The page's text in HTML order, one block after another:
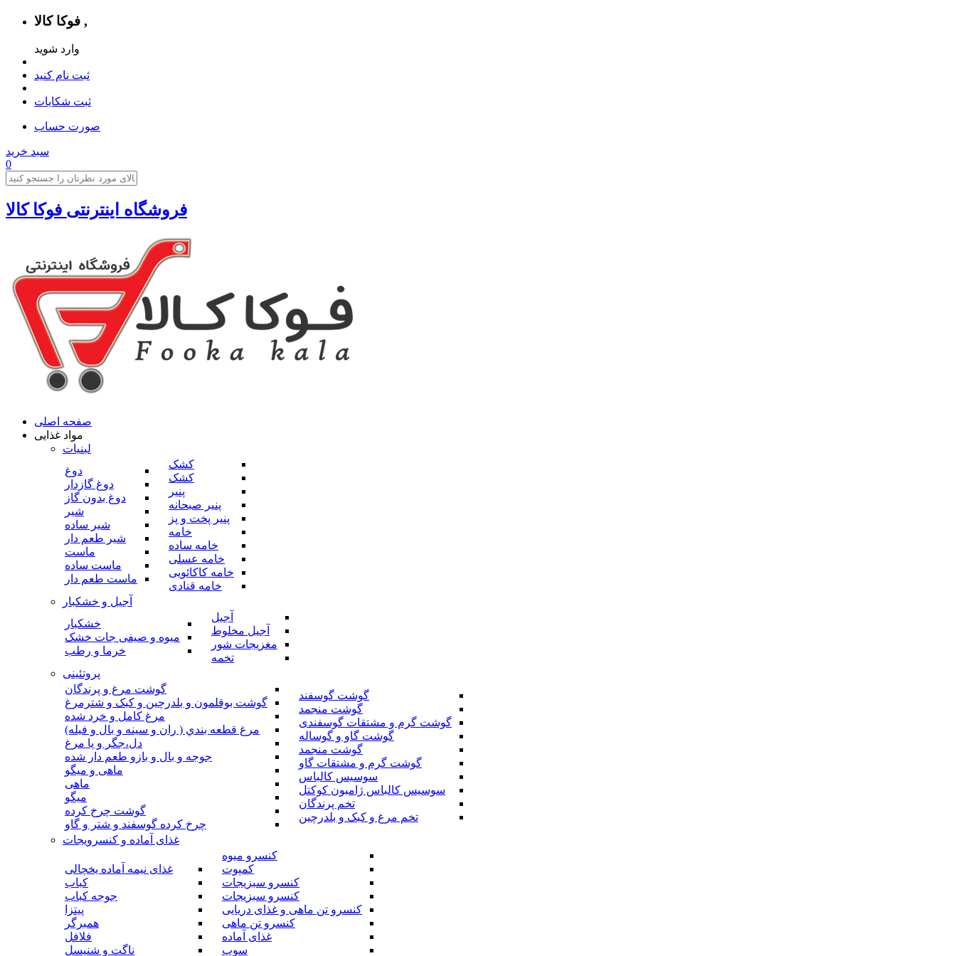
فوکا کالا ,
وارد شوید
ثبت نام کنید
ثبت شکایات
صورت حساب
سبد خرید
0
فروشگاه اینترنتی فوکا کالا
صفحه اصلی
مواد غذایی
لبنیات
کشک
کشک
پنیر
پنیر صبحانه
پنیر پخت و پز
خامه
خامه ساده
خامه عسلی
خامه کاکائویی
خامه قنادی
دوغ
دوغ گازدار
دوغ بدون گاز
شیر
شیر ساده
شیر طعم دار
ماست
ماست ساده
ماست طعم دار
آجیل و خشکبار
آجیل
آجیل مخلوط
مغزیجات شور
تخمه
خشکبار
میوه و صیفی جات خشک
خرما و رطب
پروتئینی
گوشت گوسفند
گوشت منجمد
گوشت گرم و مشتقات گوسفندی
گوشت گاو و گوساله
گوشت منجمد
گوشت گرم و مشتقات گاو
سوسیس کالباس
سوسیس کالباس ژامبون کوکتل
تخم پرندگان
تخم مرغ و کبک و بلدرچین
گوشت مرغ و پرندگان
گوشت بوقلمون و بلدرچین و کبک و شترمرغ
مرغ کامل و خرد شده
مرغ قطعه بندي ( ران و سينه و بال و فيله)
دل،جگر و پا مرغ
جوجه و بال و بازو طعم دار شده
ماهی و میگو
ماهی
میگو
گوشت چرخ کرده
چرخ کرده گوسفند و شتر و گاو
غذای آماده و کنسرویجات
کنسرو میوه
کمپوت
کنسرو سبزیجات
کنسرو سبزیجات
کنسرو تن ماهی و غذای دریایی
کنسرو تن ماهی
غذای آماده
سوپ
غذای نیمه آماده یخچالی
کباب
جوجه کباب
پیتزا
همبرگر
فلافل
ناگت و شنیسل